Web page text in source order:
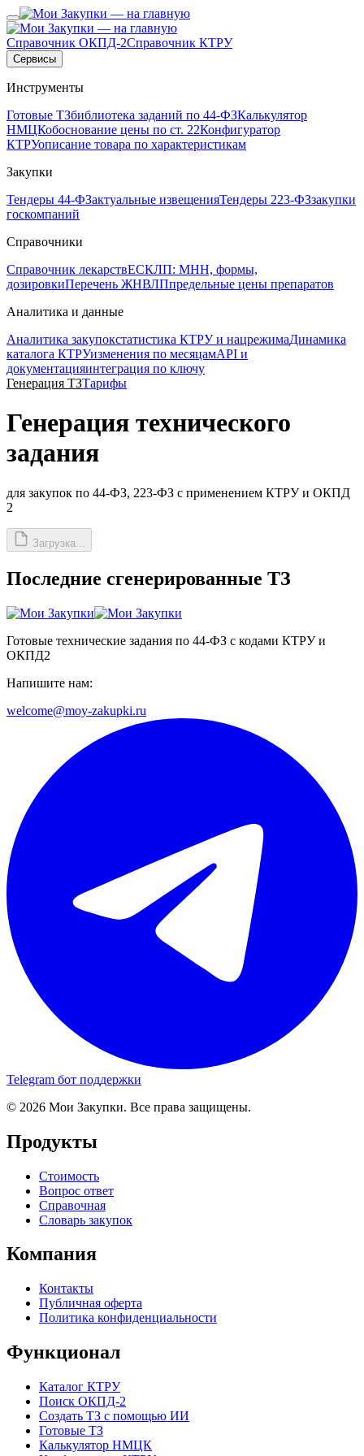
Справочник ОКПД-2Справочник КТРУ
Сервисы
Инструменты
Готовые ТЗбиблиотека заданий по 44-ФЗКалькулятор
НМЦКобоснование цены по ст. 22Конфигуратор
КТРУописание товара по характеристикам
Закупки
Тендеры 44-ФЗактуальные извещенияТендеры 223-ФЗзакупки
госкомпаний
Справочники
Справочник лекарствЕСКЛП: МНН, формы,
дозировкиПеречень ЖНВЛПпредельные цены препаратов
Аналитика и данные
Аналитика закупокстатистика КТРУ и нацрежимаДинамика
каталога КТРУизменения по месяцамAPI и
документацияинтеграция по ключу
Генерация ТЗТарифы
Генерация технического
задания
для закупок по 44-ФЗ, 223-ФЗ с применением КТРУ и ОКПД
2
Загрузка...
Последние сгенерированные ТЗ
Готовые технические задания по 44-ФЗ с кодами КТРУ и
ОКПД2
Напишите нам:
welcome@moy-zakupki.ru
Telegram бот поддержки
© 2026 Мои Закупки. Все права защищены.
Продукты
Стоимость
Вопрос ответ
Справочная
Словарь закупок
Компания
Контакты
Публичная оферта
Политика конфиденциальности
Функционал
Каталог КТРУ
Поиск ОКПД-2
Создать ТЗ с помощью ИИ
Готовые ТЗ
Калькулятор НМЦК